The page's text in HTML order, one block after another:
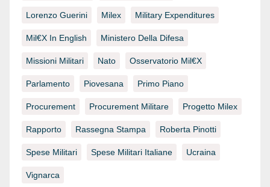
Lorenzo Guerini Milex Military Expenditures
Mil€x In English Ministero Della Difesa
Missioni Militari Nato Osservatorio Mil€x
Parlamento Piovesana Primo Piano
Procurement Procurement Militare Progetto Milex
Rapporto Rassegna Stampa Roberta Pinotti
Spese Militari Spese Militari Italiane Ucraina
Vignarca